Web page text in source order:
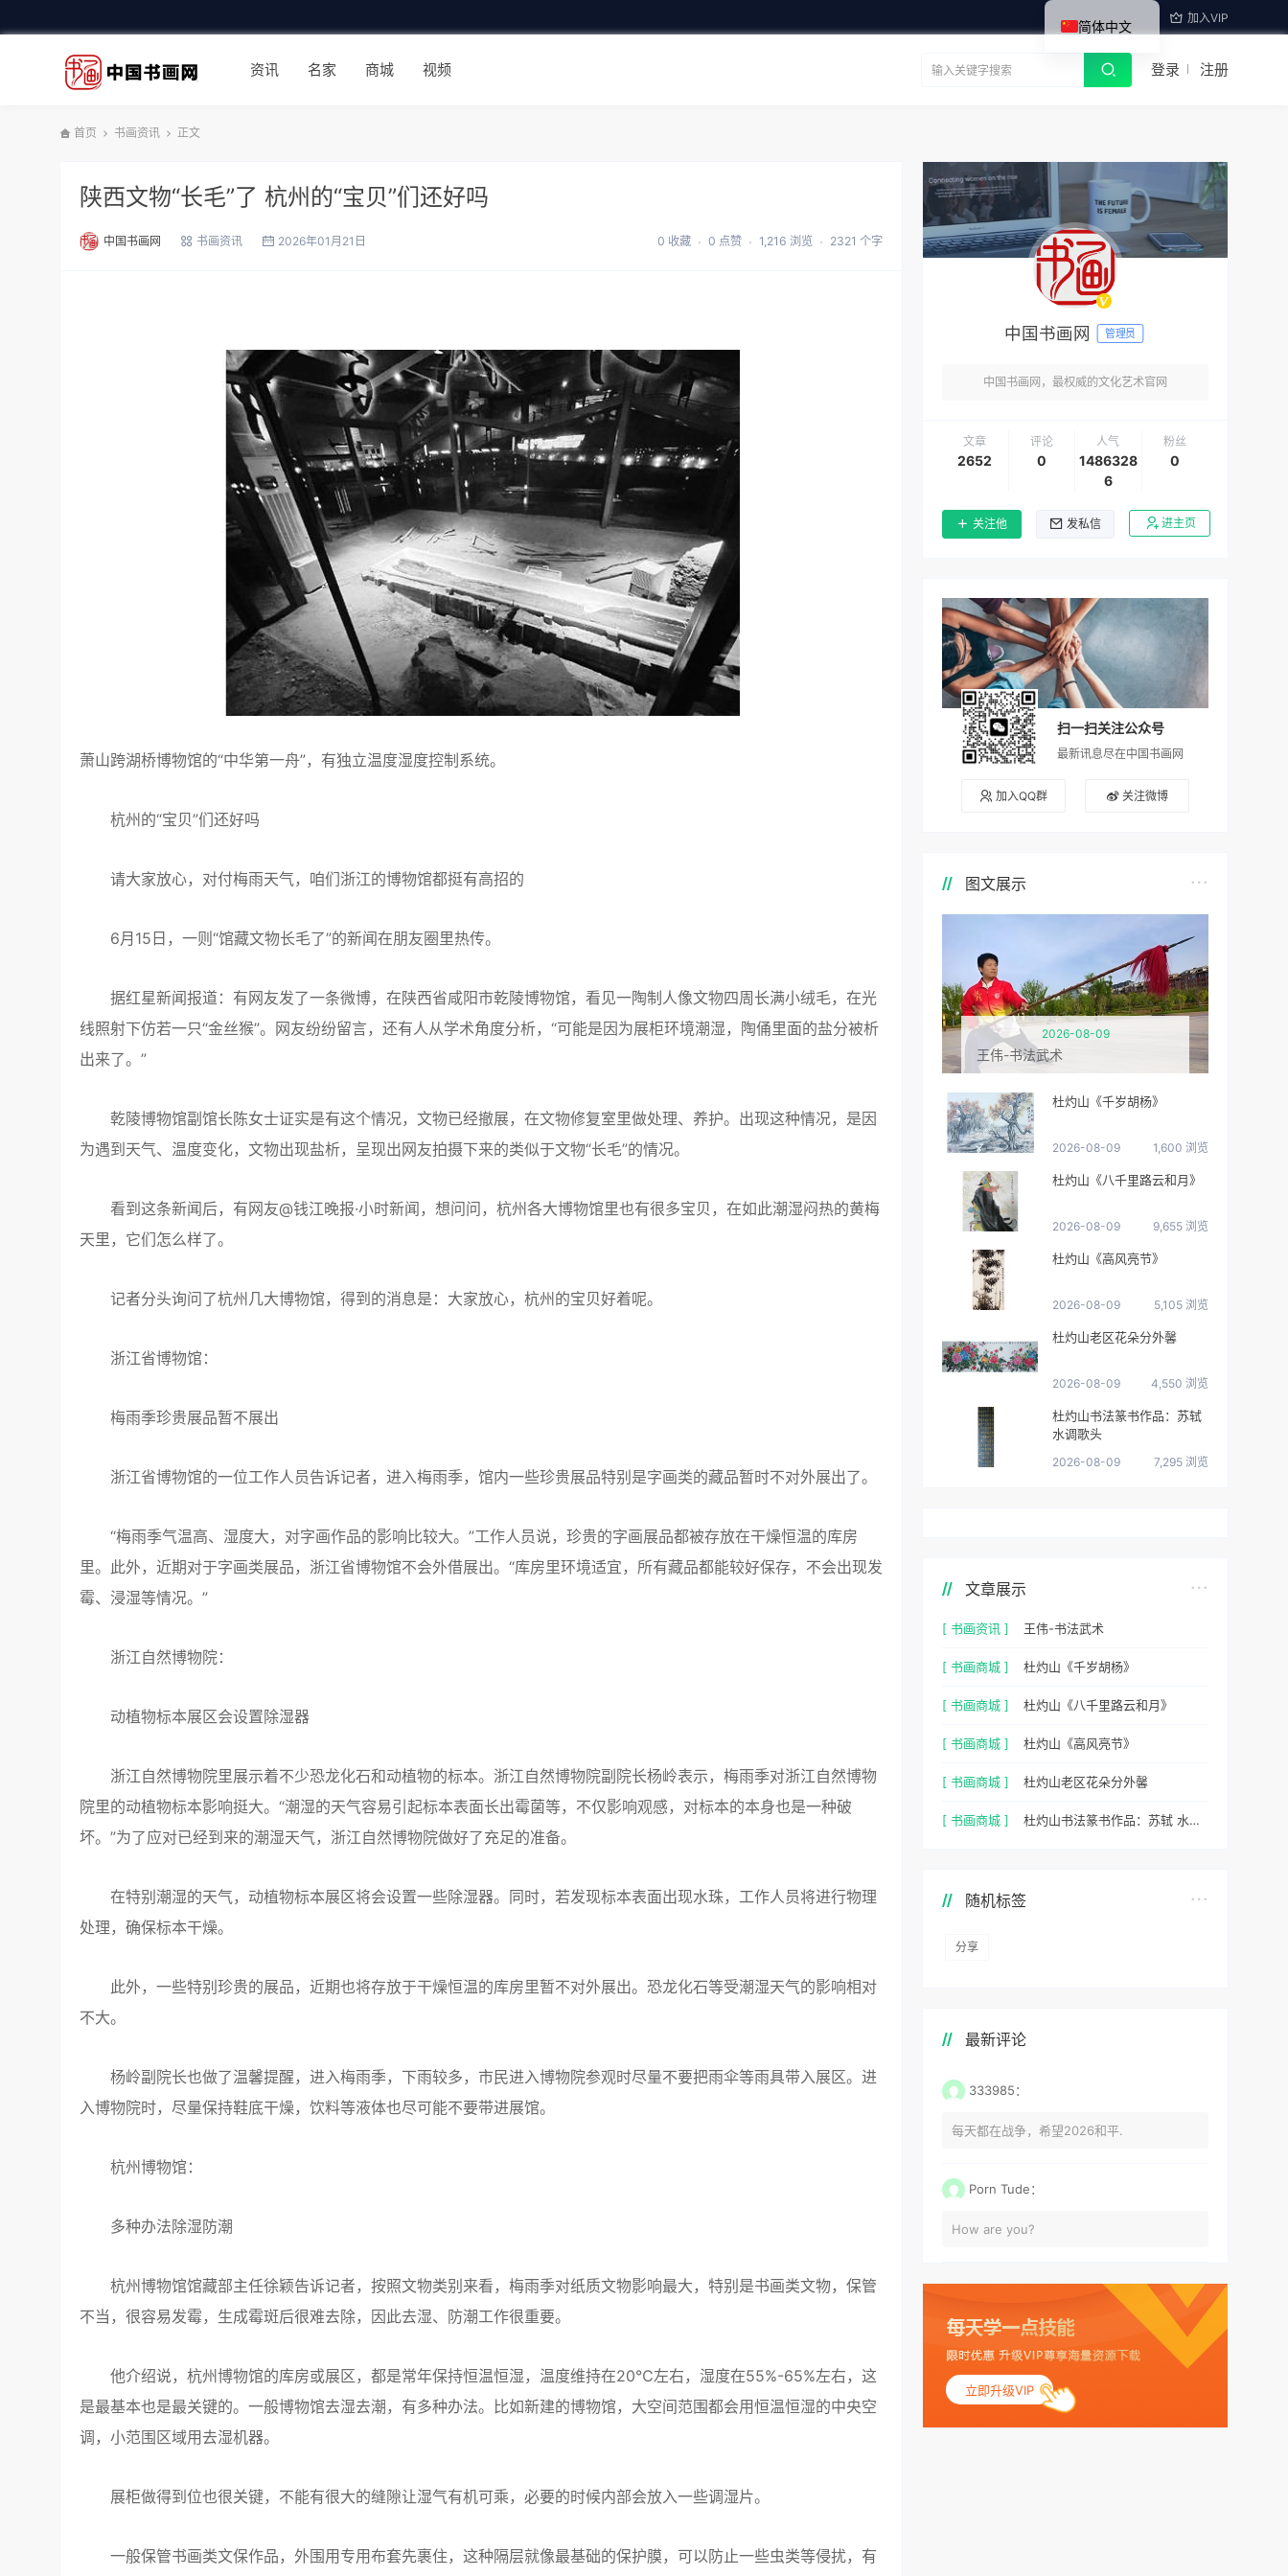
加入VIP
资讯 名家 商城 视频 登录 注册
首页 书画资讯 正文
陕西文物“长毛”了 杭州的“宝贝”们还好吗
中国书画网 书画资讯 2026年01月21日 0 收藏 0 点赞 1,216 浏览 2321 个字
萧山跨湖桥博物馆的“中华第一舟”，有独立温度湿度控制系统。
杭州的“宝贝”们还好吗
请大家放心，对付梅雨天气，咱们浙江的博物馆都挺有高招的
6月15日，一则“馆藏文物长毛了”的新闻在朋友圈里热传。
据红星新闻报道：有网友发了一条微博，在陕西省咸阳市乾陵博物馆，看见一陶制人像文物四周长满小绒毛，在光
线照射下仿若一只“金丝猴”。网友纷纷留言，还有人从学术角度分析，“可能是因为展柜环境潮湿，陶俑里面的盐分被析
出来了。”
乾陵博物馆副馆长陈女士证实是有这个情况，文物已经撤展，在文物修复室里做处理、养护。出现这种情况，是因
为遇到天气、温度变化，文物出现盐析，呈现出网友拍摄下来的类似于文物“长毛”的情况。
看到这条新闻后，有网友@钱江晚报·小时新闻，想问问，杭州各大博物馆里也有很多宝贝，在如此潮湿闷热的黄梅
天里，它们怎么样了。
记者分头询问了杭州几大博物馆，得到的消息是：大家放心，杭州的宝贝好着呢。
浙江省博物馆：
梅雨季珍贵展品暂不展出
浙江省博物馆的一位工作人员告诉记者，进入梅雨季，馆内一些珍贵展品特别是字画类的藏品暂时不对外展出了。
“梅雨季气温高、湿度大，对字画作品的影响比较大。”工作人员说，珍贵的字画展品都被存放在干燥恒温的库房
里。此外，近期对于字画类展品，浙江省博物馆不会外借展出。“库房里环境适宜，所有藏品都能较好保存，不会出现发
霉、浸湿等情况。”
浙江自然博物院：
动植物标本展区会设置除湿器
浙江自然博物院里展示着不少恐龙化石和动植物的标本。浙江自然博物院副院长杨岭表示，梅雨季对浙江自然博物
院里的动植物标本影响挺大。“潮湿的天气容易引起标本表面长出霉菌等，不仅影响观感，对标本的本身也是一种破
坏。”为了应对已经到来的潮湿天气，浙江自然博物院做好了充足的准备。
在特别潮湿的天气，动植物标本展区将会设置一些除湿器。同时，若发现标本表面出现水珠，工作人员将进行物理
处理，确保标本干燥。
此外，一些特别珍贵的展品，近期也将存放于干燥恒温的库房里暂不对外展出。恐龙化石等受潮湿天气的影响相对
不大。
杨岭副院长也做了温馨提醒，进入梅雨季，下雨较多，市民进入博物院参观时尽量不要把雨伞等雨具带入展区。进
入博物院时，尽量保持鞋底干燥，饮料等液体也尽可能不要带进展馆。
杭州博物馆：
多种办法除湿防潮
杭州博物馆馆藏部主任徐颖告诉记者，按照文物类别来看，梅雨季对纸质文物影响最大，特别是书画类文物，保管
不当，很容易发霉，生成霉斑后很难去除，因此去湿、防潮工作很重要。
他介绍说，杭州博物馆的库房或展区，都是常年保持恒温恒湿，温度维持在20℃左右，湿度在55%-65%左右，这
是最基本也是最关键的。一般博物馆去湿去潮，有多种办法。比如新建的博物馆，大空间范围都会用恒温恒湿的中央空
调，小范围区域用去湿机器。
展柜做得到位也很关键，不能有很大的缝隙让湿气有机可乘，必要的时候内部会放入一些调湿片。
一般保管书画类文保作品，外围用专用布套先裹住，这种隔层就像最基础的保护膜，可以防止一些虫类等侵扰，有
中国书画网 管理员
中国书画网，最权威的文化艺术官网
文章
2652
评论
0
人气
1486328
6
粉丝
0
关注他 发私信 进主页
扫一扫关注公众号
最新讯息尽在中国书画网
加入QQ群 关注微博
图文展示
2026-08-09
王伟-书法武术
杜灼山《千岁胡杨》
2026-08-09 1,600 浏览
杜灼山《八千里路云和月》
2026-08-09 9,655 浏览
杜灼山《高风亮节》
2026-08-09 5,105 浏览
杜灼山老区花朵分外馨
2026-08-09 4,550 浏览
杜灼山书法篆书作品：苏轼
水调歌头
2026-08-09 7,295 浏览
文章展示
[ 书画资讯 ] 王伟-书法武术
[ 书画商城 ] 杜灼山《千岁胡杨》
[ 书画商城 ] 杜灼山《八千里路云和月》
[ 书画商城 ] 杜灼山《高风亮节》
[ 书画商城 ] 杜灼山老区花朵分外馨
[ 书画商城 ] 杜灼山书法篆书作品：苏轼 水调歌头
随机标签
分享
最新评论
333985：
每天都在战争，希望2026和平.
Porn Tude：
How are you?
立即升级VIP
简体中文